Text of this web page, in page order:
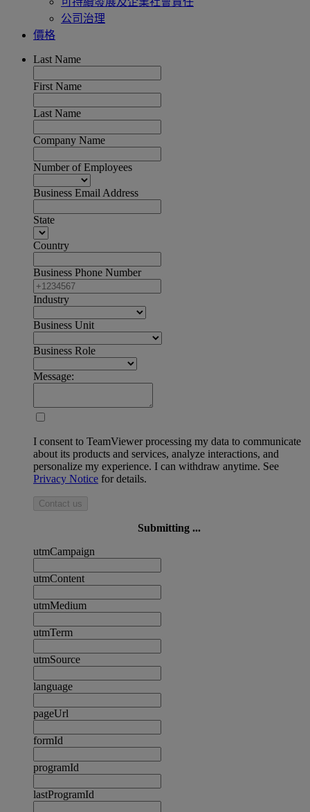
公司治理
價格
Last Name
First Name
Last Name
Company Name
Number of Employees
Business Email Address
State
Country
Business Phone Number
Industry
Business Unit
Business Role
Message:
I consent to TeamViewer processing my data to communicate
about its products and services, analyze interactions, and
personalize my experience. I can withdraw anytime. See
Privacy Notice for details.
Contact us
Submitting ...
utmCampaign
utmContent
utmMedium
utmTerm
utmSource
language
pageUrl
formId
programId
lastProgramId